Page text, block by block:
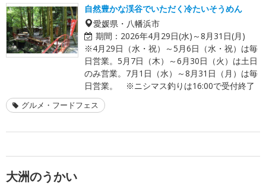
自然豊かな渓谷でいただく冷たいそうめん
愛媛県・八幡浜市
期間： 2026年4月29日(水)～8月31日(月)
※4月29日（水・祝）～5月6日（水・祝）は毎
日営業。5月7日（木）～6月30日（火）は土日
のみ営業。7月1日（水）～8月31日（月）は毎
日営業。 ※ニシマス釣りは16:00で受付終了
グルメ・フードフェス
大洲のうかい